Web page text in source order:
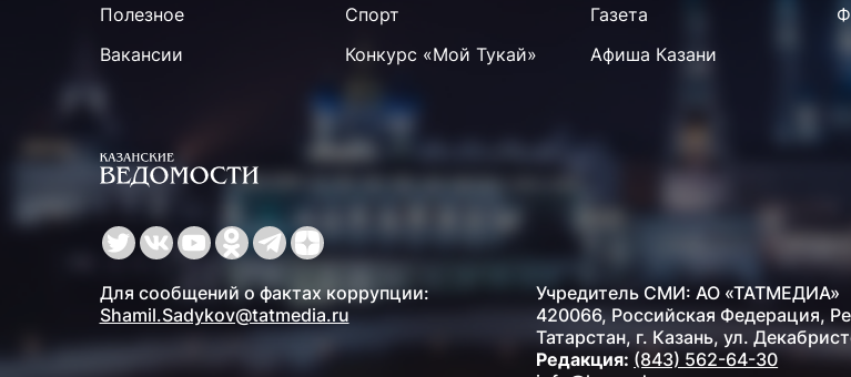
Полезное
Спорт Газета
Вакансии
Конкурс «Мой Тукай» Афиша Казани
Для сообщений о фактах коррупции:
Shamil.Sadykov@tatmedia.ru
Учредитель СМИ: АО «ТАТМЕДИА»
420066, Российская Федерация,
Татарстан, г. Казань, ул.
Редакция: (843) 562-64-30